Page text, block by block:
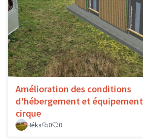
Amélioration des conditions
d'hébergement et équipement
cirque
Héka 0 0